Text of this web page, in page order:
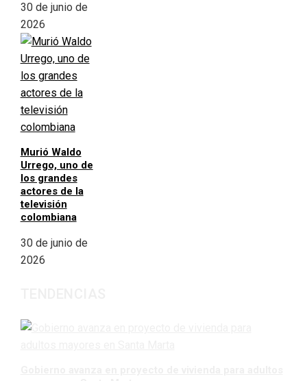
30 de junio de
2026
Murió Waldo
Urrego, uno de
los grandes
actores de la
televisión
colombiana
30 de junio de
2026